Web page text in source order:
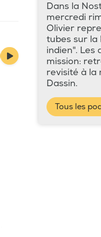
Dans la
mercredi
Olivier
tubes sur la
indien". Les
mission:
revisité à la
Dassin.
Tous les